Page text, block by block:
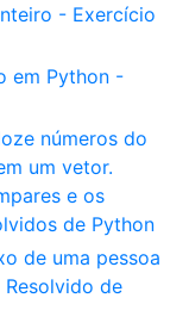
- Exercício
em Python -
números do
um vetor.
e os
de Python
de uma pessoa
de